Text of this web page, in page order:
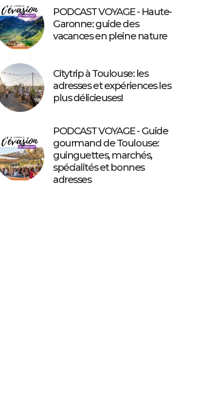
PODCAST VOYAGE - Haute-
Garonne: guide des
vacances en pleine nature
Citytrip à Toulouse: les
adresses et expériences les
plus délicieuses!
PODCAST VOYAGE - Guide
gourmand de Toulouse:
guinguettes, marchés,
spécialités et bonnes
adresses